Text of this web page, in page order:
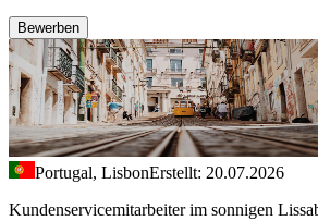
Bewerben
Portugal, LisbonErstellt: 20.07.2026
Kundenservicemitarbeiter im sonnigen